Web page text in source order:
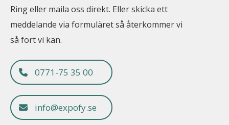
Ring eller maila oss direkt. Eller skicka ett
meddelande via formuläret så återkommer vi
så fort vi kan.
0771-75 35 00
info@expofy.se